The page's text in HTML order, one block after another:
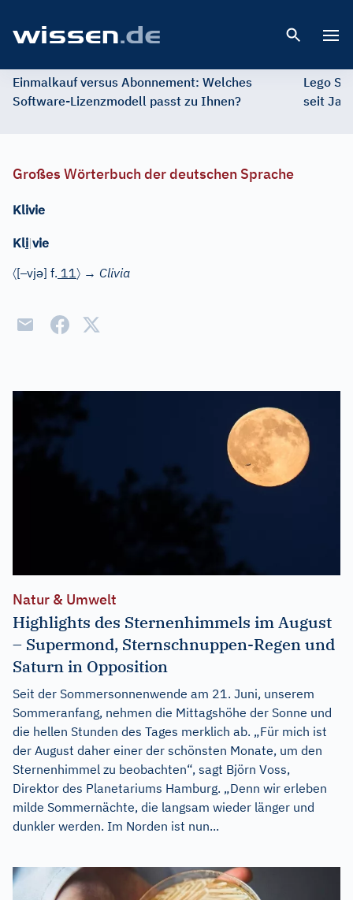
Einmalkauf versus Abonnement: Welches
Software-Lizenzmodell passt zu Ihnen?
Lego
seit
Großes Wörterbuch der deutschen Sprache
Klivie
Kli|vie
〈[–vjə] f. 11〉 → Clivia
Natur & Umwelt
Highlights des Sternenhimmels im August
– Supermond, Sternschnuppen-Regen und
Saturn in Opposition
Seit der Sommersonnenwende am 21. Juni, unserem
Sommeranfang, nehmen die Mittagshöhe der Sonne und
die hellen Stunden des Tages merklich ab. „Für mich ist
der August daher einer der schönsten Monate, um den
Sternenhimmel zu beobachten“, sagt Björn Voss,
Direktor des Planetariums Hamburg. „Denn wir erleben
milde Sommernächte, die langsam wieder länger und
dunkler werden. Im Norden ist nun...